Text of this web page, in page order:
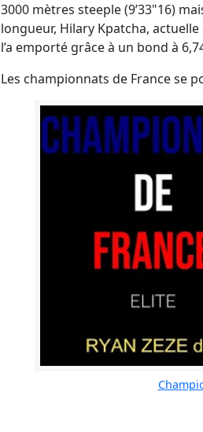
3000 mètres steeple (9’33"16)
longueur, Hilary Kpatcha,
l’a emporté grâce à un bond à
Les championnats de France se